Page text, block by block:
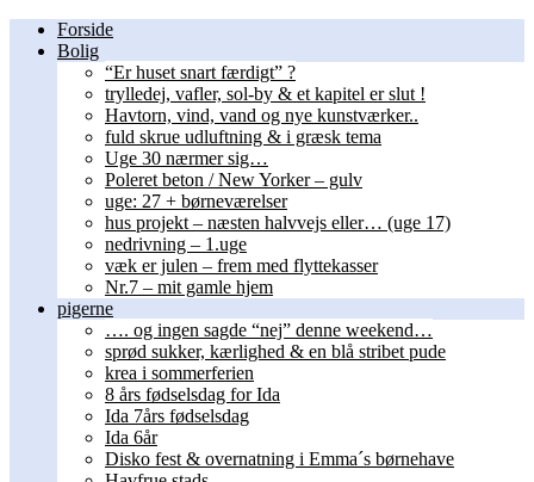
Forside
Bolig
“Er huset snart færdigt” ?
trylledej, vafler, sol-by & et kapitel er slut !
Havtorn, vind, vand og nye kunstværker..
fuld skrue udluftning & i græsk tema
Uge 30 nærmer sig…
Poleret beton / New Yorker – gulv
uge: 27 + børneværelser
hus projekt – næsten halvvejs eller… (uge 17)
nedrivning – 1.uge
væk er julen – frem med flyttekasser
Nr.7 – mit gamle hjem
pigerne
…. og ingen sagde “nej” denne weekend…
sprød sukker, kærlighed & en blå stribet pude
krea i sommerferien
8 års fødselsdag for Ida
Ida 7års fødselsdag
Ida 6år
Disko fest & overnatning i Emma´s børnehave